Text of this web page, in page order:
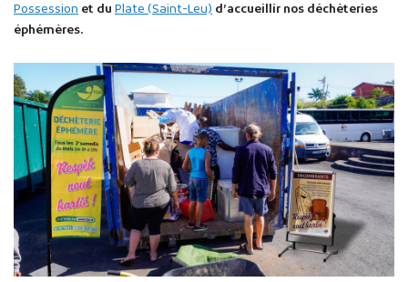
Possession et du Plate (Saint-Leu) d’accueillir nos déchèteries
éphémères.